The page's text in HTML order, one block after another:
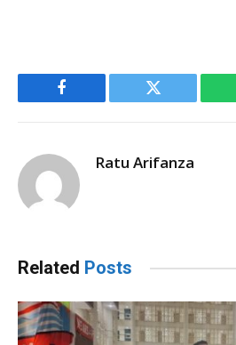
Facebook Twitter
Ratu Arifanza
Related Posts